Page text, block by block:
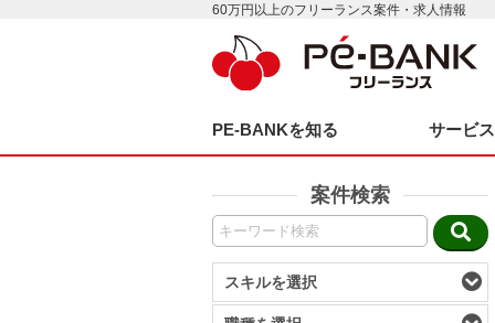
60万円以上のフリーランス案件・求人情報
PE-BANKを知る サービ
案件検索
スキルを選択